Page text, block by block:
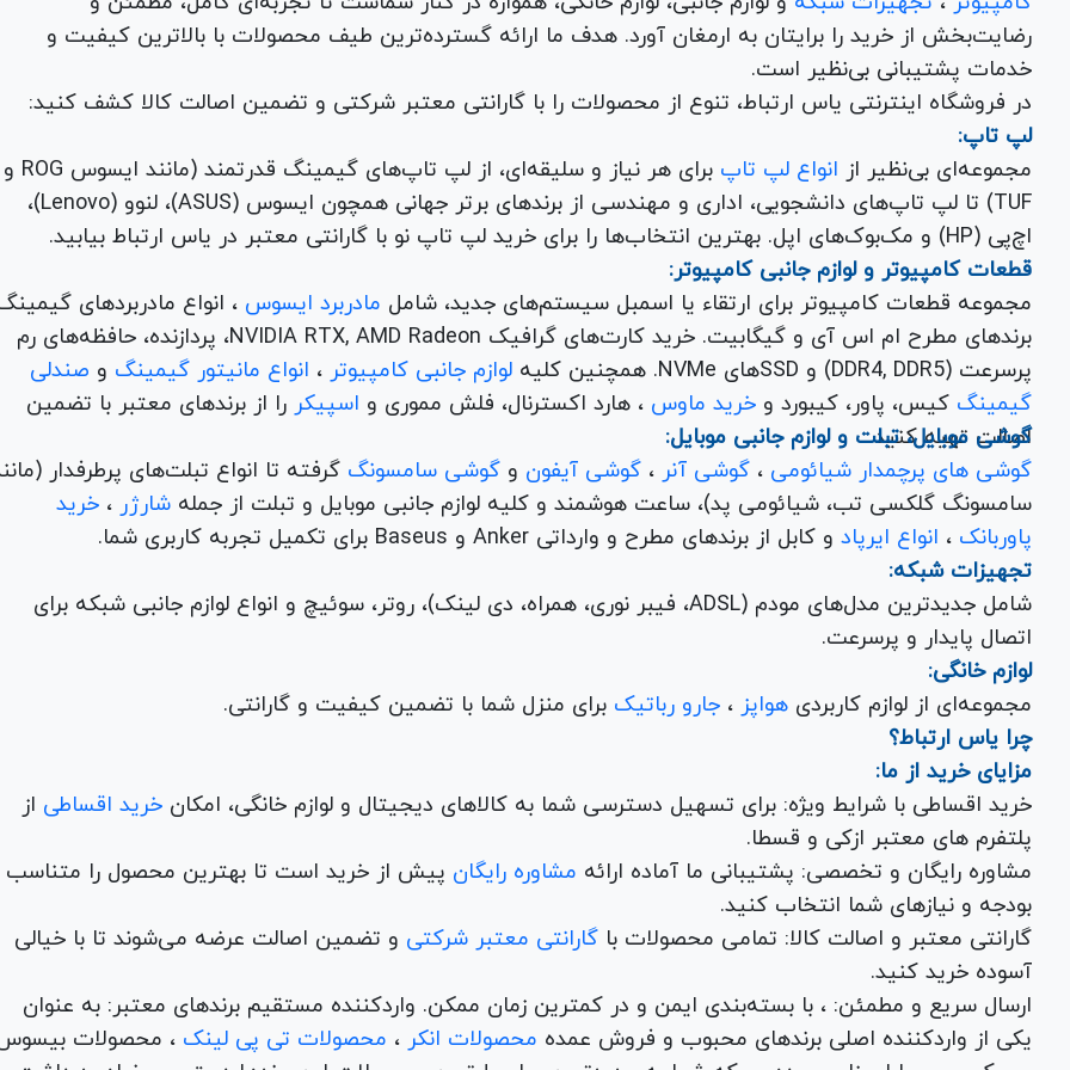
رضایت‌بخش از خرید را برایتان به ارمغان آورد. هدف ما ارائه گسترده‌ترین طیف محصولات با بالاترین کیفیت و
خدمات پشتیبانی بی‌نظیر است.
در فروشگاه اینترنتی یاس ارتباط، تنوع از محصولات را با گارانتی معتبر شرکتی و تضمین اصالت کالا کشف کنید:
لپ تاپ:
مجموعه‌ای بی‌نظیر از انواع لپ تاپ
برای هر نیاز و سلیقه‌ای، از لپ تاپ‌های گیمینگ قدرتمند (مانند ایسوس ROG و
TUF) تا لپ تاپ‌های دانشجویی، اداری و مهندسی از برندهای برتر جهانی همچون ایسوس (ASUS)، لنوو (Lenovo)،
اچ‌پی (HP) و مک‌بوک‌های اپل. بهترین انتخاب‌ها را برای خرید لپ تاپ نو با گارانتی معتبر در یاس ارتباط بیابید.
قطعات کامپیوتر و لوازم جانبی کامپیوتر:
مجموعه قطعات کامپیوتر برای ارتقاء یا اسمبل سیستم‌های جدید، شامل مادربرد ایسوس ، انواع مادربردهای
برندهای مطرح ام اس آی و گیگابیت. خرید کارت‌های گرافیک NVIDIA RTX, AMD Radeon، پردازنده‌، حافظه‌های رم
پرسرعت (DDR4, DDR5) و SSDهای NVMe. همچنین کلیه
لوازم جانبی کامپیوتر ، انواع مانیتور گیمینگ
صندلی
گیمینگ کیس، پاور، کیبورد و خرید ماوس ، هارد اکسترنال، فلش مموری و اسپیکر را از برندهای معتبر با تضمین
اصالت تهیه کنید.
گوشی موبایل، تبلت و لوازم جانبی موبایل:
گوشی های پرچمدار شیائومی ، گوشی آنر ، گوشی آیفون گوشی سامسونگ گرفته تا انواع تبلت‌های پرطرفدار
سامسونگ گلکسی تب، شیائومی پد)، ساعت هوشمند و کلیه لوازم جانبی موبایل و تبلت از جملهشارژر ، خرید
پاوربانک ، انواع ایرپاد
تجهیزات شبکه:
شامل جدیدترین مدل‌های مودم (ADSL، فیبر نوری، همراه، دی لینک)، روتر، سوئیچ و انواع لوازم جانبی شبکه برای
اتصال پایدار و پرسرعت.
لوازم خانگی:
مجموعه‌ای از لوازم کاربردیهواپز ، جارو رباتیک برای منزل شما با تضمین کیفیت و گارانتی.
چرا یاس ارتباط؟
مزایای خرید از ما:
خرید اقساطی با شرایط ویژه: برای تسهیل دسترسی شما به کالاهای دیجیتال و لوازم خانگی، امکانخرید اقساطی از
پلتفرم های معتبر ازکی و قسطا.
مشاوره رایگان و تخصصی: پشتیبانی ما آماده ارائه مشاوره رایگان پیش از خرید است تا بهترین محصول را متناسب
بودجه و نیازهای شما انتخاب کنید.
گارانتی معتبر و اصالت کالا: تمامی محصولات باگارانتی معتبر شرکتی و تضمین اصالت عرضه می‌شوند تا با خیالی
آسوده خرید کنید.
ارسال سریع و مطمئن: ، با بسته‌بندی ایمن و در کمترین زمان ممکن. واردکننده مستقیم برندهای معتبر: به عنوان
یکی از واردکننده اصلی برندهای محبوب و فروش عمده محصولات انکر ، محصولات تی پی لینک ، محصولات